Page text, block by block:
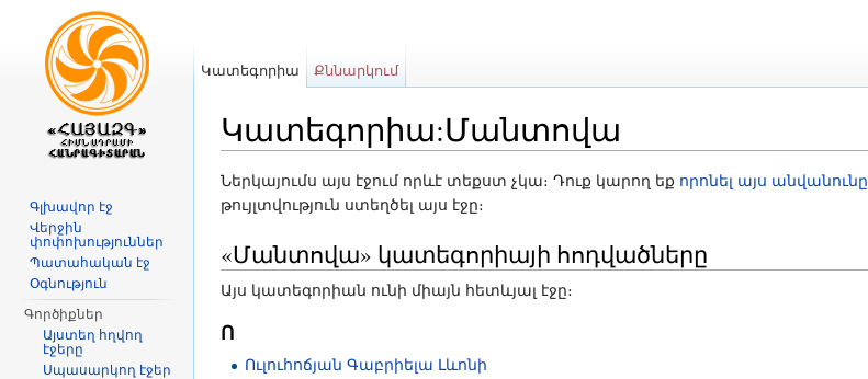
Կատեգորիա:Մանտովա
Ներկայումս այս էջում որևէ տեքստ չկա։ Դուք կարող եք որոնել այս անվանունը
թույլտվություն ստեղծել այս էջը։
«Մանտովա» կատեգորիայի հոդվածները
Այս կատեգորիան ունի միայն հետևյալ էջը։
Ո
Ուլուհոճյան Գաբրիելա Լևոնի
Կատեգորիա Քննարկում
Գլխավոր էջ
Վերջին
փոփոխություններ
Պատահական էջ
Օգնություն
Գործիքներ
Այստեղ հղվող
էջերը
Սպասարկող էջեր